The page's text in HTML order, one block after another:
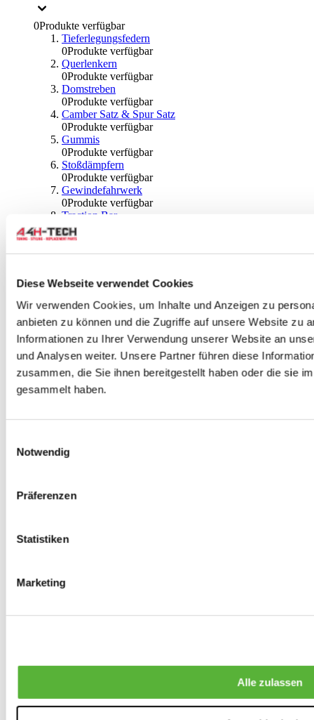
Diese Webseite verwendet Cookies
Wir verwenden Cookies, um Inhalte und Anzeigen zu
anbieten zu können und die Zugriffe auf unsere Website zu
Informationen zu Ihrer Verwendung unserer Website an
und Analysen weiter. Unsere Partner führen diese
zusammen, die Sie ihnen bereitgestellt haben oder die sie
gesammelt haben.
Notwendig
Präferenzen
Statistiken
Marketing
Alle zulassen
0Produkte verfügbar
Tieferlegungsfedern
0Produkte verfügbar
Querlenkern
0Produkte verfügbar
Domstreben
0Produkte verfügbar
Camber Satz & Spur Satz
0Produkte verfügbar
Gummis
0Produkte verfügbar
Stoßdämpfern
0Produkte verfügbar
Gewindefahrwerk
0Produkte verfügbar
Traction Bar
0Produkte verfügbar
Stabilisator & Zubehör
0Produkte verfügbar
0Produkte verfügbar
Radlagern & Naben
0Produkte verfügbar
Räder und Zubehör
Produkte verfügbar
Spurverbreiterungen
0 Produkte verfügbar
Radmuttern
0Produkte verfügbar
0Produkte verfügbar
Handbremsen